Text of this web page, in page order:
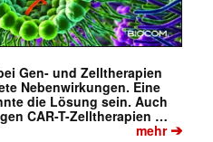
Gen- und Zelltherapien
Nebenwirkungen. Eine
die Lösung sein. Auch
CAR-T-Zelltherapien …
mehr➔